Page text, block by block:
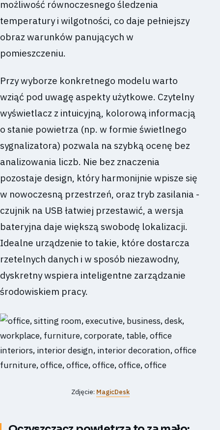
możliwość równoczesnego śledzenia
temperatury i wilgotności, co daje pełniejszy
obraz warunków panujących w
pomieszczeniu.
Przy wyborze konkretnego modelu warto
wziąć pod uwagę aspekty użytkowe. Czytelny
wyświetlacz z intuicyjną, kolorową informacją
o stanie powietrza (np. w formie świetlnego
sygnalizatora) pozwala na szybką ocenę bez
analizowania liczb. Nie bez znaczenia
pozostaje design, który harmonijnie wpisze się
w nowoczesną przestrzeń, oraz tryb zasilania -
czujnik na USB łatwiej przestawić, a wersja
bateryjna daje większą swobodę lokalizacji.
Idealne urządzenie to takie, które dostarcza
rzetelnych danych i w sposób niezawodny,
dyskretny wspiera inteligentne zarządzanie
środowiskiem pracy.
Zdjęcie: MagicDesk